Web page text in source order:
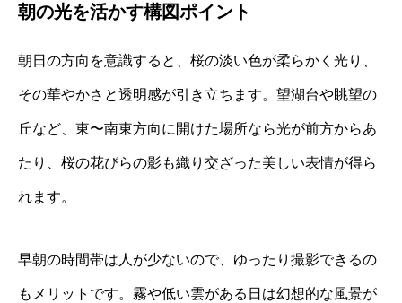
朝の光を活かす構図ポイント
朝日の方向を意識すると、桜の淡い色が柔らかく光り、
その華やかさと透明感が引き立ちます。望湖台や眺望の
丘など、東〜南東方向に開けた場所なら光が前方からあ
たり、桜の花びらの影も織り交ざった美しい表情が得ら
れます。
早朝の時間帯は人が少ないので、ゆったり撮影できるの
もメリットです。霧や低い雲がある日は幻想的な風景が